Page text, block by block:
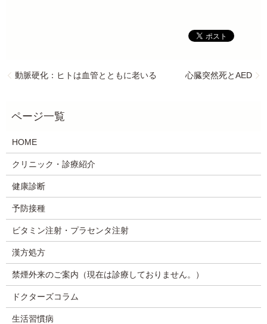
動脈硬化：ヒトは血管とともに老いる 心臓突然死とAED
HOME
クリニック・診療紹介
健康診断
予防接種
ビタミン注射・プラセンタ注射
漢方処方
禁煙外来のご案内（現在は診療しておりません。）
ドクターズコラム
生活習慣病